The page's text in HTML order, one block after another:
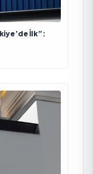
İlk”: